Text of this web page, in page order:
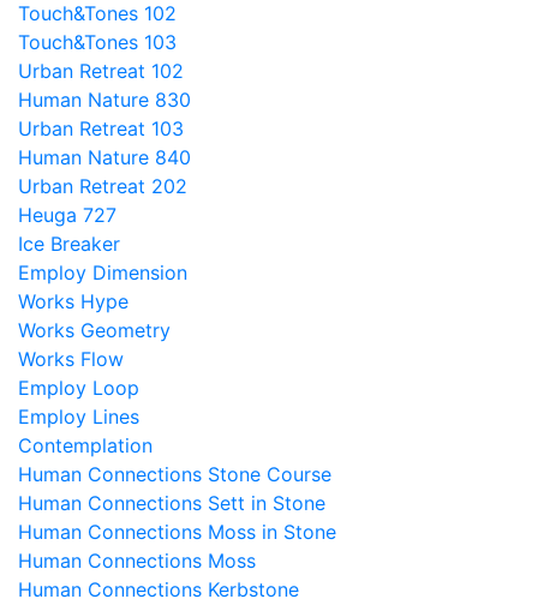
Touch&Tones 102
Touch&Tones 103
Urban Retreat 102
Human Nature 830
Urban Retreat 103
Human Nature 840
Urban Retreat 202
Heuga 727
Ice Breaker
Employ Dimension
Works Hype
Works Geometry
Works Flow
Employ Loop
Employ Lines
Contemplation
Human Connections Stone Course
Human Connections Sett in Stone
Human Connections Moss in Stone
Human Connections Moss
Human Connections Kerbstone